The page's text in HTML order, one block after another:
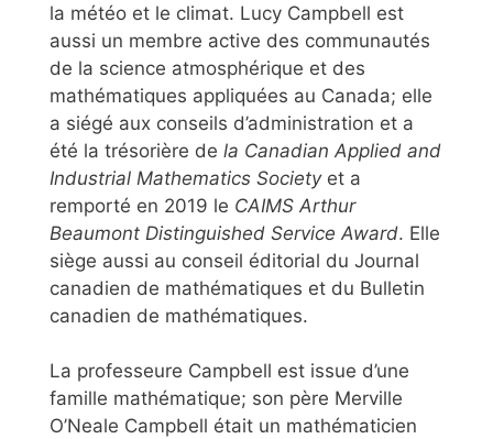
la météo et le climat. Lucy Campbell est
aussi un membre active des communautés
de la science atmosphérique et des
mathématiques appliquées au Canada; elle
a siégé aux conseils d’administration et a
été la trésorière de la Canadian Applied and
Industrial Mathematics Societyet a
remporté en 2019 le CAIMS Arthur
Beaumont Distinguished Service Award. Elle
siège aussi au conseil éditorial du Journal
canadien de mathématiques et du Bulletin
canadien de mathématiques.
La professeure Campbell est issue d’une
famille mathématique; son père Merville
O’Neale Campbell était un mathématicien